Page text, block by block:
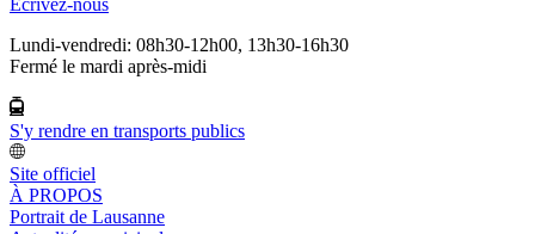
Ecrivez-nous
Lundi-vendredi: 08h30-12h00, 13h30-16h30
Fermé le mardi après-midi
S'y rendre en transports publics
Site officiel
À PROPOS
Portrait de Lausanne